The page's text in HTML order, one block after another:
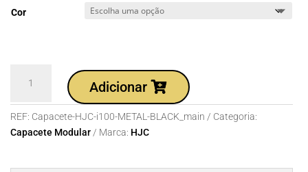
Cor
Capacete
HJC
i100
BLACK
Adicionar
REF: Capacete-HJC-i100-METAL-BLACK_main
Categoria:
Capacete Modular
Marca: HJC